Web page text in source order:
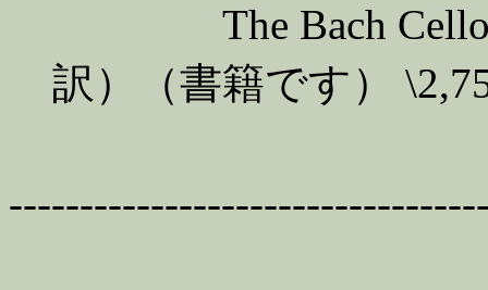
The Bach Cello
訳）（書籍です）